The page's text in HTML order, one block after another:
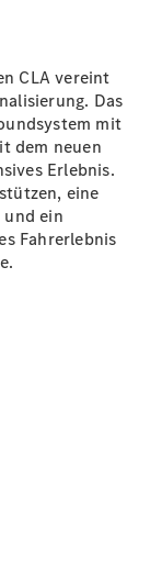
CLA vereint
Das
mit
dem neuen
Erlebnis.
eine
ein
Fahrerlebnis